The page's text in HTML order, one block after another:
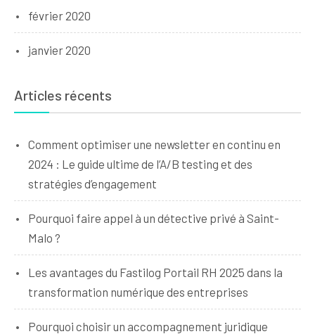
février 2020
janvier 2020
Articles récents
Comment optimiser une newsletter en continu en
2024 : Le guide ultime de l’A/B testing et des
stratégies d’engagement
Pourquoi faire appel à un détective privé à Saint-
Malo ?
Les avantages du Fastilog Portail RH 2025 dans la
transformation numérique des entreprises
Pourquoi choisir un accompagnement juridique